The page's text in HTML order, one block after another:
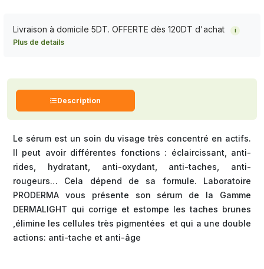
Livraison à domicile 5DT. OFFERTE dès 120DT d'achat i
Plus de details
Description
Le sérum est un soin du visage très concentré en actifs.
Il peut avoir différentes fonctions : éclaircissant, anti-
rides, hydratant, anti-oxydant, anti-taches, anti-
rougeurs… Cela dépend de sa formule. Laboratoire
PRODERMA vous présente son sérum de la Gamme
DERMALIGHT qui corrige et estompe les taches brunes
,élimine les cellules très pigmentées et qui a une double
actions: anti-tache et anti-âge